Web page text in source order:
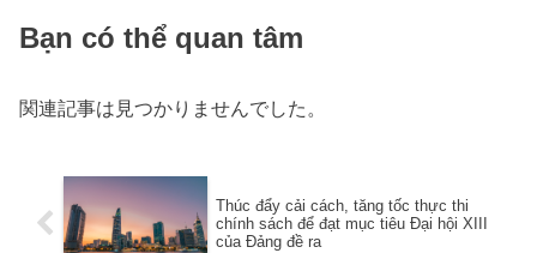
Bạn có thể quan tâm
関連記事は見つかりませんでした。
Thúc đẩy cải cách, tăng tốc thực thi
chính sách để đạt mục tiêu Đại hội XIII
của Đảng đề ra